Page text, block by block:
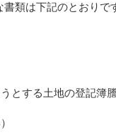
類は下記のとおりで
とする土地の登記簿